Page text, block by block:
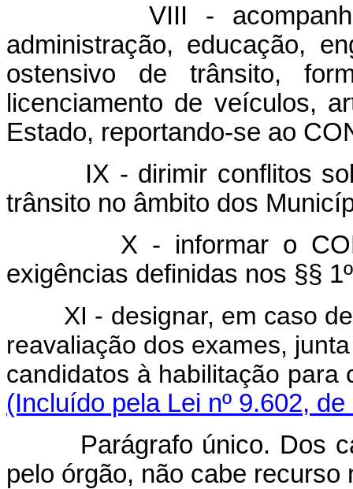
VIII - acompanhar e
administração, educação,
ostensivo de trânsito,
licenciamento de veículos,
Estado, reportando-se ao
IX - dirimir conflitos
trânsito no âmbito dos
X - informar o
exigências definidas nos §§
XI - designar, em caso de
reavaliação dos exames,
candidatos à habilitação para
(Incluído pela Lei nº 9.602, de
Parágrafo único. Dos
pelo órgão, não cabe